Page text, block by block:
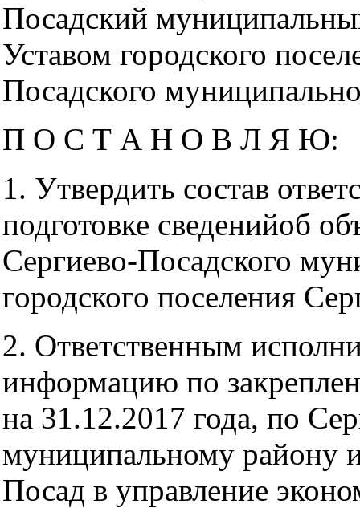
Посадский
Уставом городского
Посадского
П О С Т А Н О В Л Я Ю:
1. Утвердить состав
подготовке сведенийоб
Сергиево-Посадского
городского поселения
2. Ответственным
информацию по
на 31.12.2017 года, по
муниципальному району
Посад в управление